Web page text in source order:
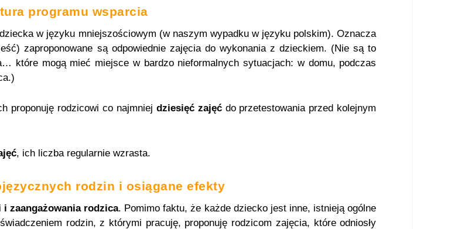
programu wsparcia
w języku mniejszościowym (w naszym wypadku w języku polskim). Oznacza
zaproponowane są odpowiednie zajęcia do wykonania z dzieckiem. (Nie są to
które mogą mieć miejsce w bardzo nieformalnych sytuacjach: w domu, podczas
proponuję rodzicowi co najmniej dziesięć zajęćdo przetestowania przed kolejnym
, ich liczba regularnie wzrasta.
rodzin i osiągane efekty
i zaangażowania rodzica. Pomimo faktu, że każde dziecko jest inne, istnieją ogólne
rodzin, z którymi pracuję, proponuję rodzicom zajęcia, które odniosły